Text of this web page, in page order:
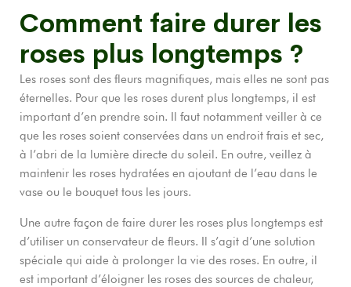
Comment faire durer les
roses plus longtemps ?
Les roses sont des fleurs magnifiques, mais elles ne sont pas
éternelles. Pour que les roses durent plus longtemps, il est
important d’en prendre soin. Il faut notamment veiller à ce
que les roses soient conservées dans un endroit frais et sec,
à l’abri de la lumière directe du soleil. En outre, veillez à
maintenir les roses hydratées en ajoutant de l’eau dans le
vase ou le bouquet tous les jours.
Une autre façon de faire durer les roses plus longtemps est
d’utiliser un conservateur de fleurs. Il s’agit d’une solution
spéciale qui aide à prolonger la vie des roses. En outre, il
est important d’éloigner les roses des sources de chaleur,